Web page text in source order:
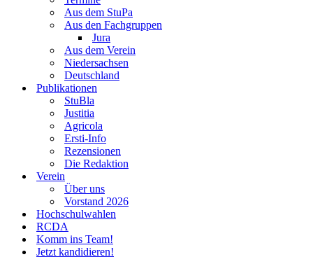
Aus dem StuPa
Aus den Fachgruppen
Jura
Aus dem Verein
Niedersachsen
Deutschland
Publikationen
StuBla
Justitia
Agricola
Ersti-Info
Rezensionen
Die Redaktion
Verein
Über uns
Vorstand 2026
Hochschulwahlen
RCDA
Komm ins Team!
Jetzt kandidieren!